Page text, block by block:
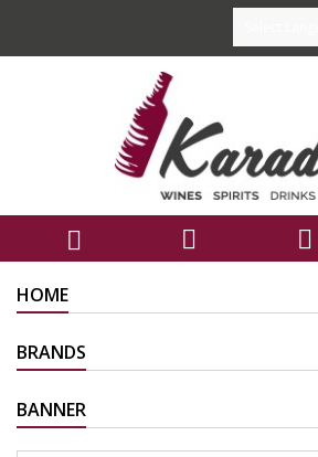
  
HOME
BRANDS
BANNER